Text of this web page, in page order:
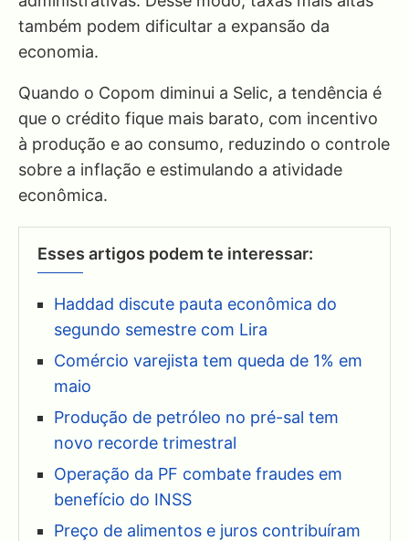
também podem dificultar a expansão da
economia.
Quando o Copom diminui a Selic, a tendência é
que o crédito fique mais barato, com incentivo
à produção e ao consumo, reduzindo o controle
sobre a inflação e estimulando a atividade
econômica.
Esses artigos podem te interessar:
Haddad discute pauta econômica do
segundo semestre com Lira
Comércio varejista tem queda de 1% em
maio
Produção de petróleo no pré-sal tem
novo recorde trimestral
Operação da PF combate fraudes em
benefício do INSS
Preço de alimentos e juros contribuíram